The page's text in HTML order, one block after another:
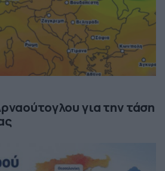
για την τάση